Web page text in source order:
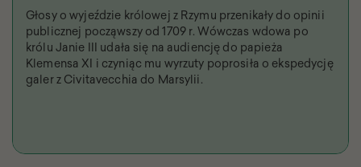
Głosy o wyjeździe królowej z Rzymu przenikały do opinii
publicznej począwszy od 1709 r. Wówczas wdowa po
królu Janie III udała się na audiencję do papieża
Klemensa XI i czyniąc mu wyrzuty poprosiła o ekspedycję
galer z Civitavecchia do Marsylii.